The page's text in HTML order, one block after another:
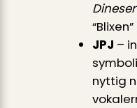
JPJ –
nyttig